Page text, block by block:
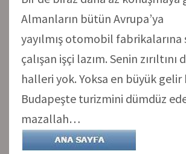
Almanların bütün Avrupa’ya
yayılmış otomobil fabrikalarına
çalışan işçi lazım. Senin zırıltını
halleri yok. Yoksa en büyük
Budapeşte turizmini dümdüz
mazallah…